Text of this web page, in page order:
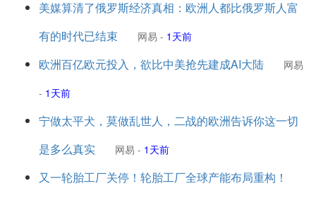
美媒算清了俄罗斯经济真相：欧洲人都比俄罗斯人富
有的时代已结束
网易 - 1天前
欧洲百亿欧元投入，欲比中美抢先建成AI大陆
网易
- 1天前
宁做太平犬，莫做乱世人，二战的欧洲告诉你这一切
是多么真实
网易 - 1天前
又一轮胎工厂关停！轮胎工厂全球产能布局重构！